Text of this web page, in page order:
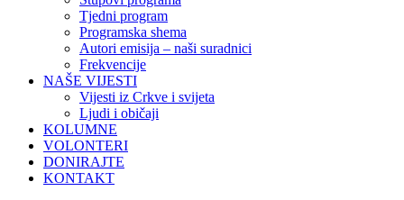
Tjedni program
Programska shema
Autori emisija – naši suradnici
Frekvencije
NAŠE VIJESTI
Vijesti iz Crkve i svijeta
Ljudi i običaji
KOLUMNE
VOLONTERI
DONIRAJTE
KONTAKT